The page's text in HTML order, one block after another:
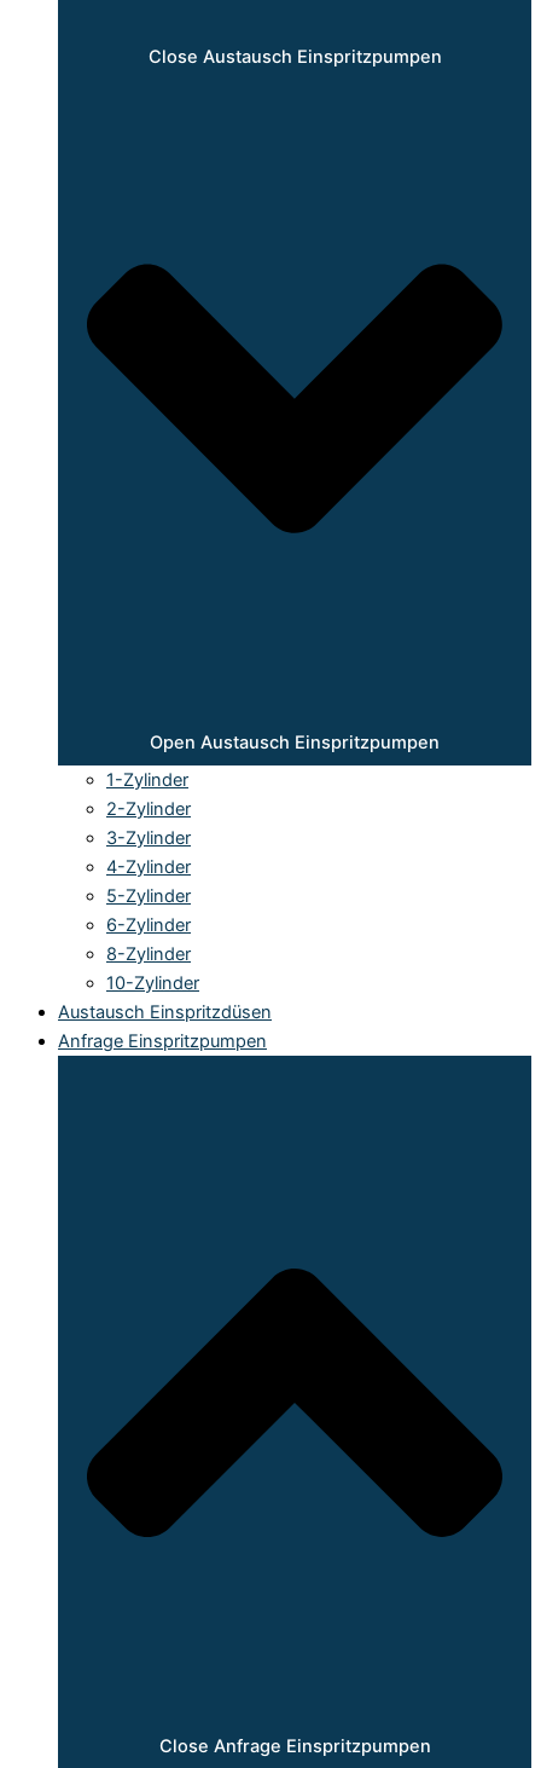
Close Austausch Einspritzpumpen
Open Austausch Einspritzpumpen
1-Zylinder
2-Zylinder
3-Zylinder
4-Zylinder
5-Zylinder
6-Zylinder
8-Zylinder
10-Zylinder
Austausch Einspritzdüsen
Anfrage Einspritzpumpen
Close Anfrage Einspritzpumpen